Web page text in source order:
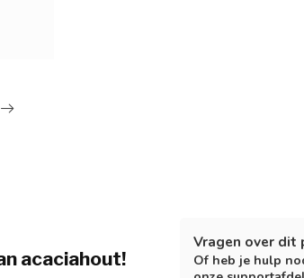
acaciahout!
Vragen over dit
Of heb je hulp